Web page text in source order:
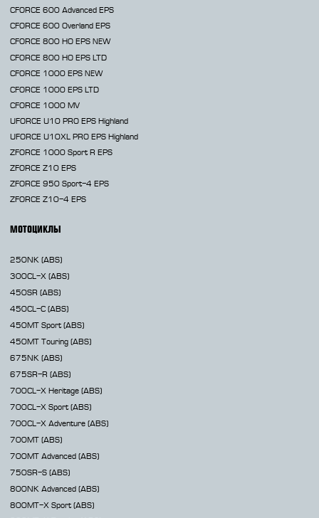
CFORCE 600 Advanced EPS
CFORCE 600 Overland EPS
CFORCE 800 HO EPS NEW
CFORCE 800 HO EPS LTD
CFORCE 1000 EPS NEW
CFORCE 1000 EPS LTD
CFORCE 1000 MV
UFORCE U10 PRO EPS Highland
UFORCE U10XL PRO EPS Highland
ZFORCE 1000 Sport R EPS
ZFORCE Z10 EPS
ZFORCE 950 Sport-4 EPS
ZFORCE Z10-4 EPS
МОТОЦИКЛЫ
250NK (ABS)
300CL-X (ABS)
450SR (ABS)
450CL-C (ABS)
450MT Sport (ABS)
450MT Touring (ABS)
675NK (ABS)
675SR-R (ABS)
700CL-X Heritage (ABS)
700CL-X Sport (ABS)
700CL-X Adventure (ABS)
700MT (ABS)
700MT Advanced (ABS)
750SR-S (ABS)
800NK Advanced (ABS)
800MT-X Sport (ABS)